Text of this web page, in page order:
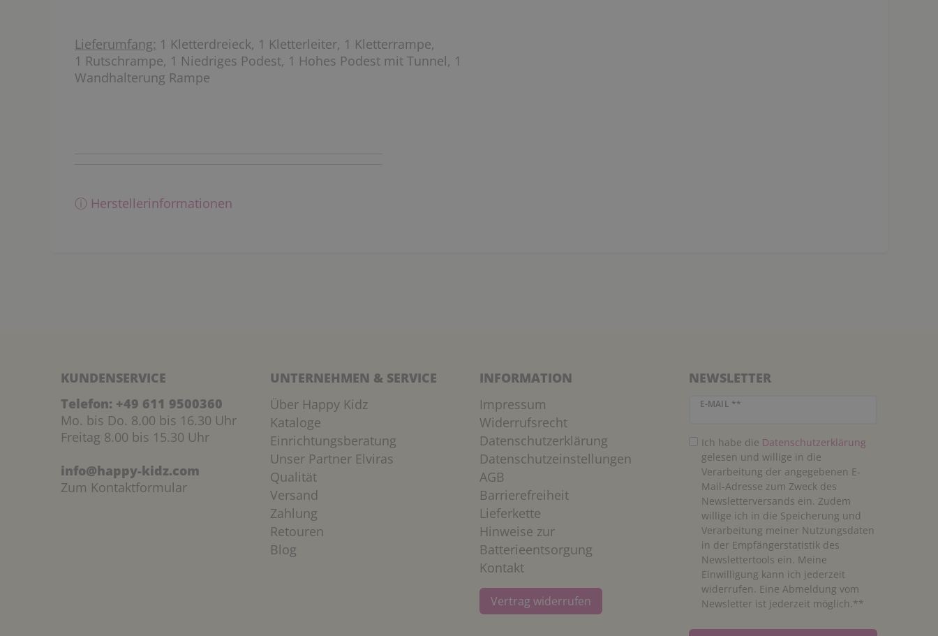
Lieferumfang: 1 Kletterdreieck, 1 Kletterleiter, 1 Kletterrampe,
1 Rutschrampe, 1 Niedriges Podest, 1 Hohes Podest mit Tunnel, 1
Wandhalterung Rampe
ⓘ Herstellerinformationen
KUNDENSERVICE
Telefon: +49 611 9500360
Mo. bis Do. 8.00 bis 16.30 Uhr
Freitag 8.00 bis 15.30 Uhr
info@happy-kidz.com
Zum Kontaktformular
UNTERNEHMEN & SERVICE
Über Happy Kidz
Kataloge
Einrichtungsberatung
Unser Partner Elviras
Qualität
Versand
Zahlung
Retouren
Blog
INFORMATION
Impressum
Widerrufsrecht
Datenschutzerklärung
Datenschutzeinstellungen
AGB
Barrierefreiheit
Lieferkette
Hinweise zur
Batterieentsorgung
Kontakt
Vertrag widerrufen
NEWSLETTER
E-MAIL **
Newsletter Honig
Ich habe die Daten­schutz­erklärung
gelesen und willige in die
Verarbeitung der angegebenen E-
Mail-Adresse zum Zweck des
Newsletterversands ein. Zudem
willige ich in die Speicherung und
Verarbeitung meiner Nutzungsdaten
in der Empfängerstatistik des
Newslettertools ein. Meine
Einwilligung kann ich jederzeit
widerrufen. Eine Abmeldung vom
Newsletter ist jederzeit möglich.**